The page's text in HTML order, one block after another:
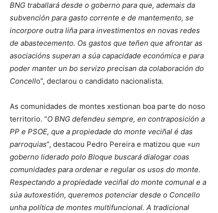
BNG traballará desde o goberno para que, ademais da
subvención para gasto corrente e de mantemento, se
incorpore outra liña para investimentos en novas redes
de abastecemento. Os gastos que teñen que afrontar as
asociacións superan a súa capacidade económica e para
poder manter un bo servizo precisan da colaboración do
Concello”, declarou o candidato nacionalista.
As comunidades de montes xestionan boa parte do noso
territorio. “O BNG defendeu sempre, en contraposición a
PP e PSOE, que a propiedade do monte veciñal é das
parroquias”, destacou Pedro Pereira e matizou que «un
goberno liderado polo Bloque buscará dialogar coas
comunidades para ordenar e regular os usos do monte.
Respectando a propiedade veciñal do monte comunal e a
súa autoxestión, queremos potenciar desde o Concello
unha política de montes multifuncional. A tradicional